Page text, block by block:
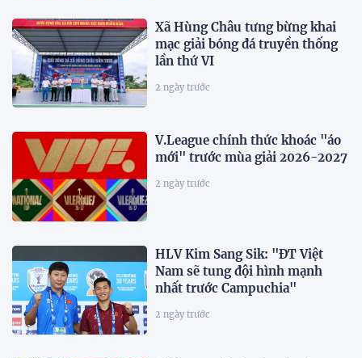
Xã Hùng Châu tưng bừng khai
mạc giải bóng đá truyền thống
lần thứ VI
2 ngày trước
V.League chính thức khoác "áo
mới" trước mùa giải 2026-2027
2 ngày trước
HLV Kim Sang Sik: "ĐT Việt
Nam sẽ tung đội hình mạnh
nhất trước Campuchia"
2 ngày trước